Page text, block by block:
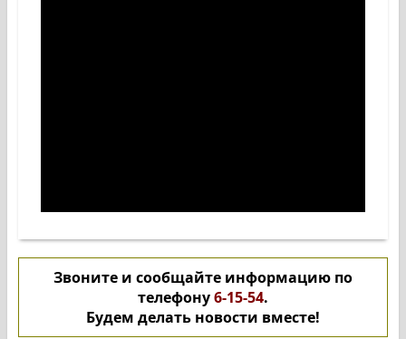
Звоните и сообщайте информацию по
телефону6-15-54.
Будем делать новости вместе!